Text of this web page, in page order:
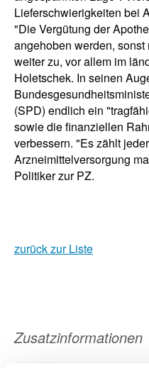
Lieferschwierigkeiten bei
"Die Vergütung der
angehoben werden,
weiter zu, vor allem im
Holetschek. In seinen
(SPD) endlich ein
sowie die finanziellen
verbessern. "Es zählt
Arzneimittelversorgung
Politiker zur PZ.
zurück zur Liste
Zusatzinformationen